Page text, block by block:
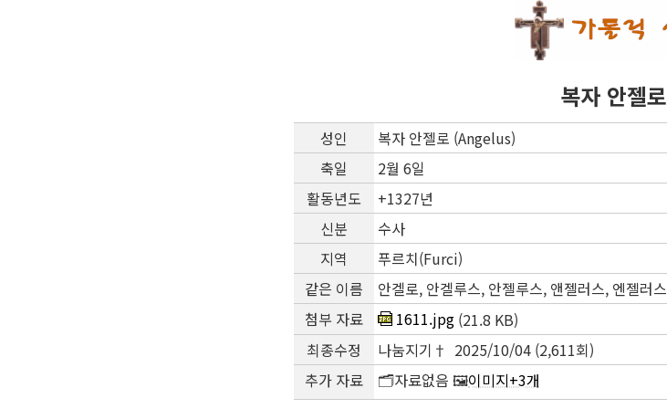
복자 안젤로
성인
복자 안젤로 (Angelus)
축일
2월 6일
활동년도
+1327년
신분
수사
지역
푸르치(Furci)
같은 이름
안겔로, 안겔루스, 안젤루스, 앤젤러스, 엔젤러스
첨부 자료
1611.jpg (21.8 KB)
최종수정
나눔지기† 2025/10/04 (2,611회)
추가 자료
🗂️자료없음 🖼️이미지+3개